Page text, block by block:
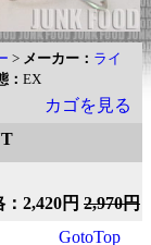
> メーカー： ライ
： EX
カゴを見る
2,420円 2,970円
GotoTop